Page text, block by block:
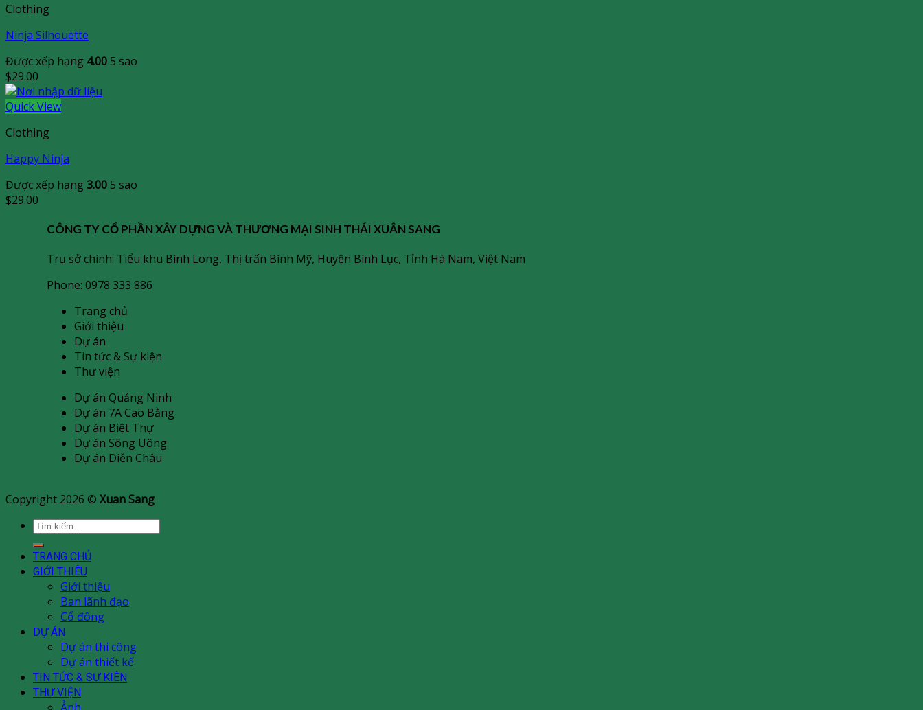
Clothing
Ninja Silhouette
Được xếp hạng 4.005 sao
$29.00
Quick View
Clothing
Happy Ninja
Được xếp hạng 3.005 sao
$29.00
CÔNG TY CỔ PHẦN XÂY DỰNG VÀ THƯƠNG MẠI SINH THÁI XUÂN SANG
Trụ sở chính: Tiểu khu Bình Long, Thị trấn Bình Mỹ, Huyện Bình Lục, Tỉnh Hà Nam, Việt Nam
Phone: 0978 333 886
Trang chủ
Giới thiệu
Dự án
Tin tức & Sự kiện
Thư viện
Dự án Quảng Ninh
Dự án 7A Cao Bằng
Dự án Biệt Thự
Dự án Sông Uông
Dự án Diễn Châu
Copyright 2026 © Xuan Sang
Tìm
kiếm:
TRANG CHỦ
GIỚI THIÊU
Giới thiệu
Ban lãnh đạo
Cổ đông
DỰ ÁN
Dự án thi công
Dự án thiết kế
TIN TỨC & SƯ KIÊN
THƯ VIỆN